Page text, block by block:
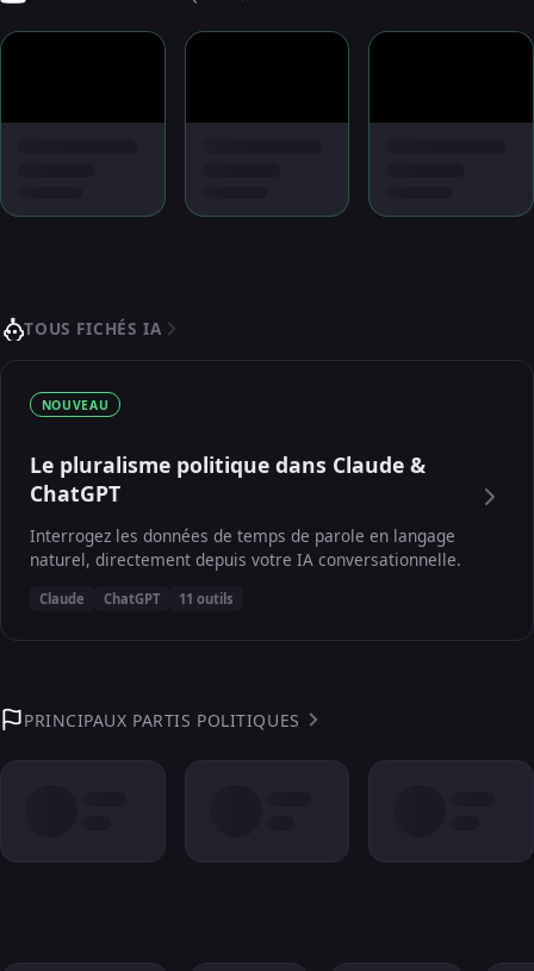
TOUS FICHÉS IA
NOUVEAU
Le pluralisme politique dans Claude &
ChatGPT
Interrogez les données de temps de parole en langage
naturel, directement depuis votre IA conversationnelle.
Claude ChatGPT 11 outils
PRINCIPAUX PARTIS POLITIQUES